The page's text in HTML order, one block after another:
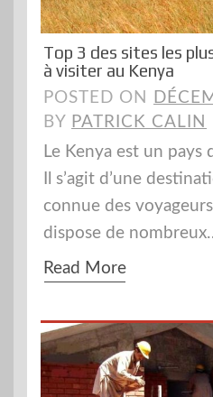
Top 3 des sites les
à visiter au Kenya
POSTED ON
BY PATRICK CALIN
Le Kenya est un pays
Il s’agit d’une
connue des
dispose de
Read More